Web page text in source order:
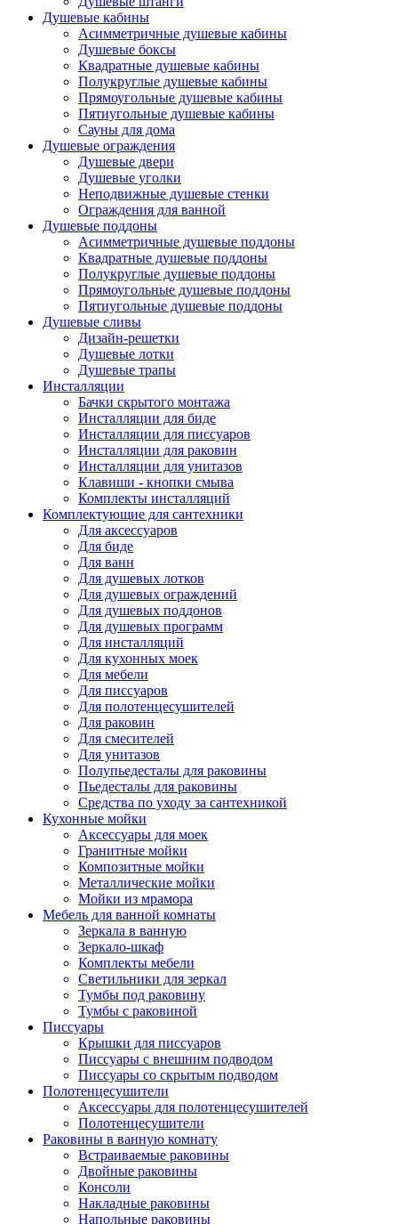
Душевые кабины
Асимметричные душевые кабины
Душевые боксы
Квадратные душевые кабины
Полукруглые душевые кабины
Прямоугольные душевые кабины
Пятиугольные душевые кабины
Сауны для дома
Душевые ограждения
Душевые двери
Душевые уголки
Неподвижные душевые стенки
Ограждения для ванной
Душевые поддоны
Асимметричные душевые поддоны
Квадратные душевые поддоны
Полукруглые душевые поддоны
Прямоугольные душевые поддоны
Пятиугольные душевые поддоны
Душевые сливы
Дизайн-решетки
Душевые лотки
Душевые трапы
Инсталляции
Бачки скрытого монтажа
Инсталляции для биде
Инсталляции для писсуаров
Инсталляции для раковин
Инсталляции для унитазов
Клавиши - кнопки смыва
Комплекты инсталляций
Комплектующие для сантехники
Для аксессуаров
Для биде
Для ванн
Для душевых лотков
Для душевых ограждений
Для душевых поддонов
Для душевых программ
Для инсталляций
Для кухонных моек
Для мебели
Для писсуаров
Для полотенцесушителей
Для раковин
Для смесителей
Для унитазов
Полупьедесталы для раковины
Пьедесталы для раковины
Средства по уходу за сантехникой
Кухонные мойки
Аксессуары для моек
Гранитные мойки
Композитные мойки
Металлические мойки
Мойки из мрамора
Мебель для ванной комнаты
Зеркала в ванную
Зеркало-шкаф
Комплекты мебели
Светильники для зеркал
Тумбы под раковину
Тумбы с раковиной
Писсуары
Крышки для писсуаров
Писсуары с внешним подводом
Писсуары со скрытым подводом
Полотенцесушители
Аксессуары для полотенцесушителей
Полотенцесушители
Раковины в ванную комнату
Встраиваемые раковины
Двойные раковины
Консоли
Накладные раковины
Напольные раковины